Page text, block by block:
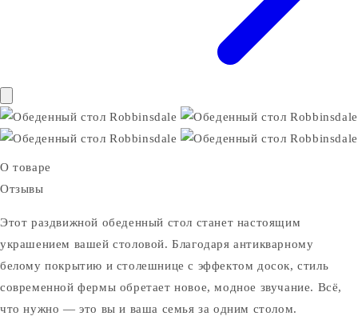
О товаре
Отзывы
Этот раздвижной обеденный стол станет настоящим
украшением вашей столовой. Благодаря антикварному
белому покрытию и столешнице с эффектом досок, стиль
современной фермы обретает новое, модное звучание. Всё,
что нужно — это вы и ваша семья за одним столом.